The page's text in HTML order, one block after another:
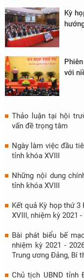
Kỳ
với
Thảo luận tại hội
vấn đề trọng tâm
Ngày làm việc đầu
tỉnh khóa XVIII
Những nội dung
tỉnh khóa XVIII
Kết quả Kỳ họp thứ
XVIII, nhiệm kỳ 2021 -
Bài phát biểu bế
nhiệm kỳ 2021 -
Trung ương Đảng, Bí
Chủ tịch UBND tỉnh